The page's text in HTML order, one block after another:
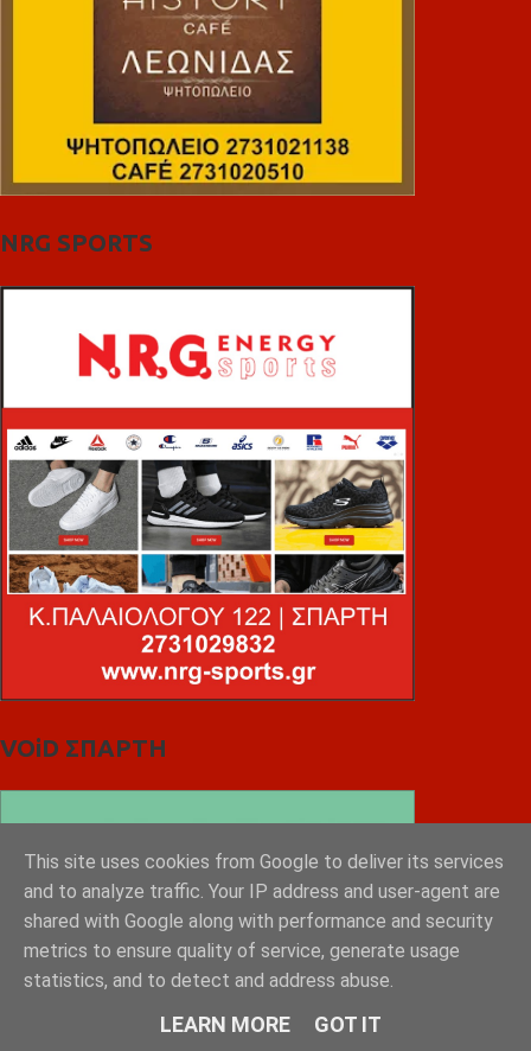
NRG SPORTS
VOiD ΣΠΑΡΤΗ
This site uses cookies from Google to deliver its services
and to analyze traffic. Your IP address and user-agent are
shared with Google along with performance and security
metrics to ensure quality of service, generate usage
statistics, and to detect and address abuse.
LEARN MORE GOT IT